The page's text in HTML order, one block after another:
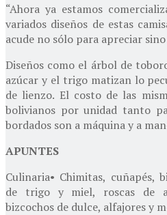
“Ahora ya estamos
variados diseños de estas
acude no sólo para apreciar
Diseños como el árbol de
azúcar y el trigo matizan lo
de lienzo. El costo de las
bolivianos por unidad tanto
bordados son a máquina y a
APUNTES
Culinaria• Chimitas, cuñapés,
de trigo y miel, roscas de
bizcochos de dulce, alfajores y